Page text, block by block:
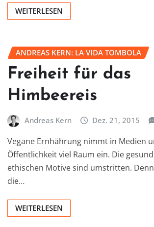
WEITERLESEN
ANDREAS KERN: LA VIDA TOMBOLA
Freiheit für das
Himbeereis
Andreas Kern Dez. 21, 2015
Vegane Ernhährung nimmt in Medien
Öffentlichkeit viel Raum ein. Die
ethischen Motive sind umstritten.
die…
WEITERLESEN